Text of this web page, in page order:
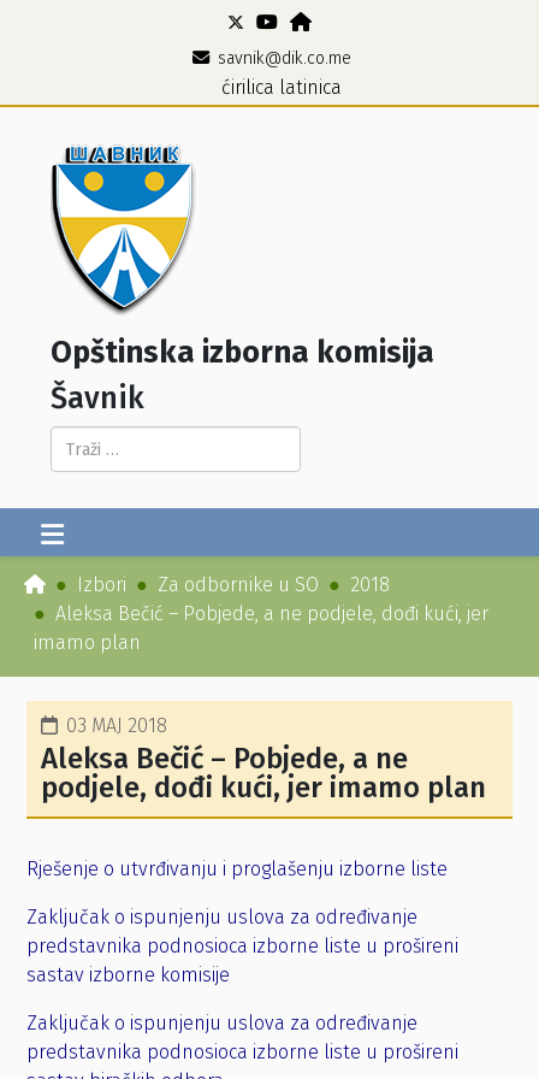
savnik@dik.co.me
ćirilica latinica
Opštinska izborna komisija
Šavnik
Pretraga...
Izbori Za odbornike u SO
2018
Aleksa Bečić – Pobjede, a ne podjele, dođi kući, jer
imamo plan
03 MAJ 2018
Aleksa Bečić – Pobjede, a ne
podjele, dođi kući, jer imamo plan
Rješenje o utvrđivanju i proglašenju izborne liste
Zaključak o ispunjenju uslova za određivanje
predstavnika podnosioca izborne liste u prošireni
sastav izborne komisije
Zaključak o ispunjenju uslova za određivanje
predstavnika podnosioca izborne liste u prošireni